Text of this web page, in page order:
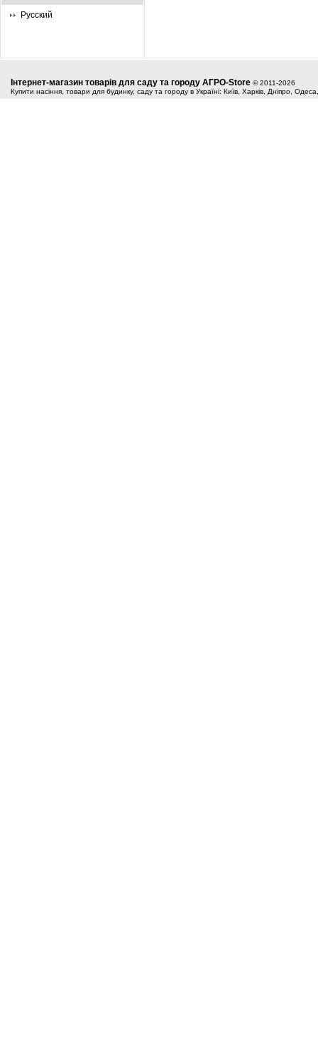
Русский
Інтернет-магазин товарів для саду та городу АГРО-Store © 2011-2026
Купити насіння, товари для будинку, саду та городу в Україні: Київ, Харків, Дніпро,